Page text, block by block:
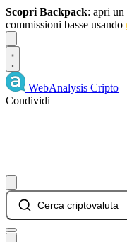
Scopri Backpack: apri
commissioni basse usando
WebAnalysis Cripto
Condividi
Cerca criptovaluta